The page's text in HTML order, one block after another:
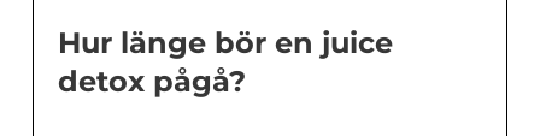
Hur länge bör en juice
detox pågå?